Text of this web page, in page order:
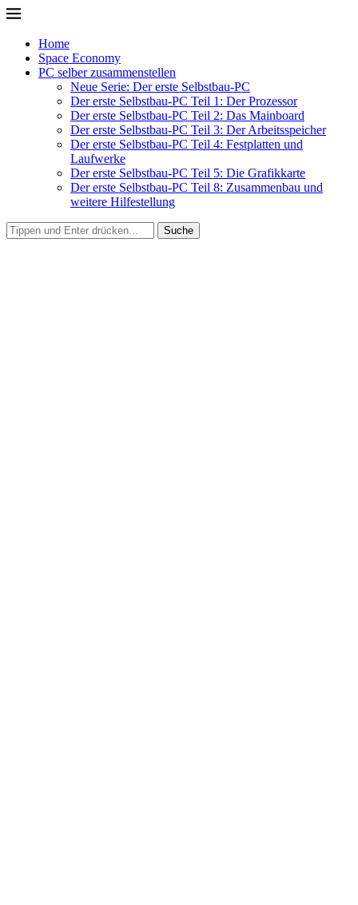
Home
Space Economy
PC selber zusammenstellen
Neue Serie: Der erste Selbstbau-PC
Der erste Selbstbau-PC Teil 1: Der Prozessor
Der erste Selbstbau-PC Teil 2: Das Mainboard
Der erste Selbstbau-PC Teil 3: Der Arbeitsspeicher
Der erste Selbstbau-PC Teil 4: Festplatten und
Laufwerke
Der erste Selbstbau-PC Teil 5: Die Grafikkarte
Der erste Selbstbau-PC Teil 8: Zusammenbau und
weitere Hilfestellung
Suche